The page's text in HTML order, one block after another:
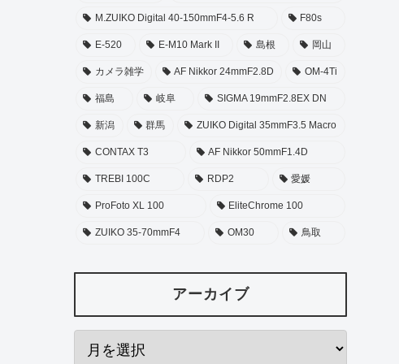
M.ZUIKO Digital 40-150mmF4-5.6 R F80s
E-520 E-M10 Mark II 島根 岡山
カメラ雑学 AF Nikkor 24mmF2.8D OM-4Ti
福島 岐阜 SIGMA 19mmF2.8EX DN
新潟 群馬 ZUIKO Digital 35mmF3.5 Macro
CONTAX T3 AF Nikkor 50mmF1.4D
TREBI 100C RDP2 愛媛
ProFoto XL 100 EliteChrome 100
ZUIKO 35-70mmF4 OM30 鳥取
アーカイブ